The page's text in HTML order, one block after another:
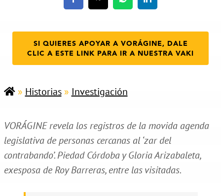
SI QUIERES APOYAR A VORÁGINE, DALE
CLIC A ESTE LINK PARA IR A NUESTRA VAKI
» Historias» Investigación
VORÁGINE revela los registros de la movida agenda
legislativa de personas cercanas al ‘zar del
contrabando’. Piedad Córdoba y Gloria Arizabaleta,
exesposa de Roy Barreras, entre las visitadas.